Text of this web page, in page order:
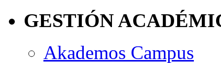
GESTIÓN
Akademos Campus